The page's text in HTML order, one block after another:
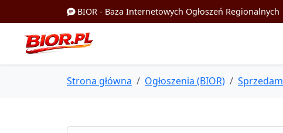
BIOR - Baza Internetowych Ogłoszeń Regionalnych
Strona główna Ogłoszenia (BIOR) Sprzedam